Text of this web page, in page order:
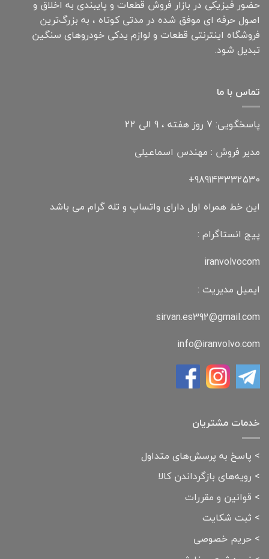
حضور فیزیکی در بازار فروش قطعات و پایبندی به اخلاق و
اصول حرفه ای موفق شده در مدتی کوتاه ، به بزرگ‌ترین
فروشگاه اینترنتی قطعات و لوازم یدکی خودروهای سنگین
تبدیل شود.
تماس با ما
پاسخگویی: 7 روز هفته ، 9 الی 22
مدیر فروش : مهندس اسماعیلی
989143332530+
این خط همراه اول دارای واتساپ و تله گرام می باشد
پیج انستاگرام :
iranvolvocom
ایمیل مدیریت :
sirvan.es392@gmail.com
info@iranvolvo.com
خدمات مشتریان
> پاسخ به پرسش‌های متداول
> رویه‌های بازگرداندن کالا
> قوانین و مقررات
> ثبت شکایت
> حریم خصوصی